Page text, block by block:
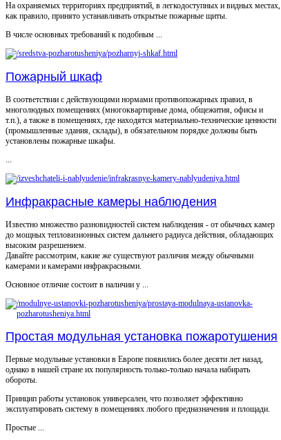
На охраняемых территориях предприятий, в легкодоступных и видных местах,
как правило, принято устанавливать открытые пожарные щиты.
В числе основных требований к подобным ...
Пожарный шкаф
В соответствии с действующими нормами противопожарных правил, в
многолюдных помещениях (многоквартирные дома, общежития, офисы и
т.п.), а также в помещениях, где находятся материально-технические ценности
(промышленные здания, склады), в обязательном порядке должны быть
установлены пожарные шкафы.
...
Инфракрасные камеры наблюдения
Известно множество разновидностей систем наблюдения - от обычных камер
до мощных тепловизионных систем дальнего радиуса действия, обладающих
высоким разрешением.
Давайте рассмотрим, какие же существуют различия между обычными
камерами и камерами инфракрасными.
Основное отличие состоит в наличии у ...
Простая модульная установка пожаротушения
Первые модульные установки в Европе появились более десяти лет назад,
однако в нашей стране их популярность только-только начала набирать
обороты.
Принцип работы установок универсален, что позволяет эффективно
эксплуатировать систему в помещениях любого предназначения и площади.
Простые ...